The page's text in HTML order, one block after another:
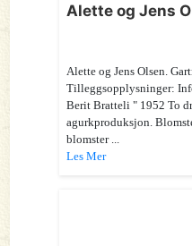
Alette og Jens
Alette og Jens Olsen.
Tilleggsopplysninger:
Berit Bratteli " 1952 To
agurkproduksjon.
blomster ...
Les Mer